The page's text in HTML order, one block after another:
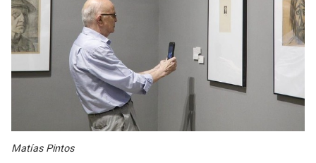
Matías Pintos